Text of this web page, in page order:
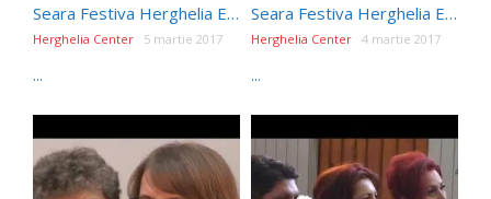
Seara Festiva Herghelia Editia187
Herghelia Center 5 martie 2017
...
Seara Festiva Herghelia Editia184
Herghelia Center 4 martie 2017
...